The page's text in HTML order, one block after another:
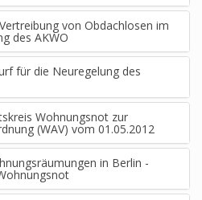
von Obdachlosen im
des AKWO
für die Neuregelung des
Wohnungsnot zur
(WAV) vom 01.05.2012
in Berlin -